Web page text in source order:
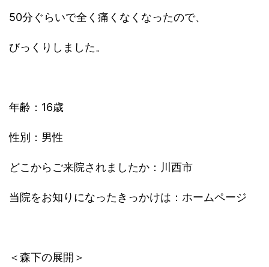
50分ぐらいで全く痛くなくなったので、
びっくりしました。
年齢：16歳
性別：男性
どこからご来院されましたか：川西市
当院をお知りになったきっかけは：ホームページ
＜森下の展開＞